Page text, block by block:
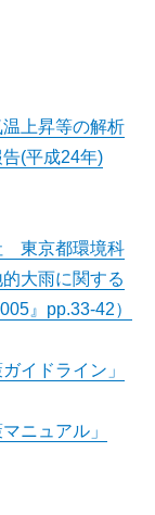
上昇等の解析
(平成24年)
東京都環境科
大雨に関する
』pp.33-42）
イドライン」
ニュアル」